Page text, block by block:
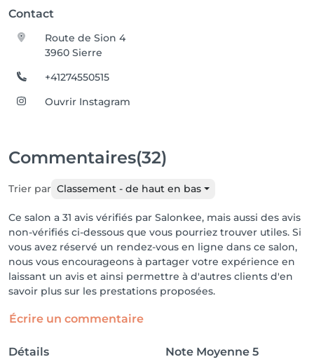
Contact
Route de Sion 4
3960 Sierre
+41274550515
Ouvrir Instagram
Commentaires(32)
Trier par Classement - de haut en bas
Ce salon a 31 avis vérifiés par Salonkee, mais aussi des avis
non-vérifiés ci-dessous que vous pourriez trouver utiles. Si
vous avez réservé un rendez-vous en ligne dans ce salon,
nous vous encourageons à partager votre expérience en
laissant un avis et ainsi permettre à d'autres clients d'en
savoir plus sur les prestations proposées.
Écrire un commentaire
Détails Note Moyenne 5